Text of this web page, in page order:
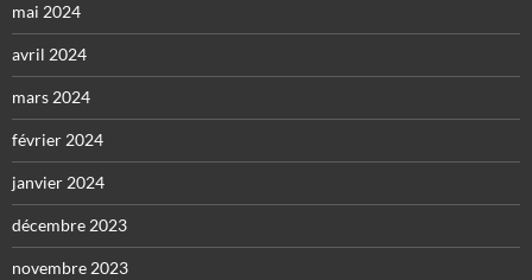
mai 2024
avril 2024
mars 2024
février 2024
janvier 2024
décembre 2023
novembre 2023